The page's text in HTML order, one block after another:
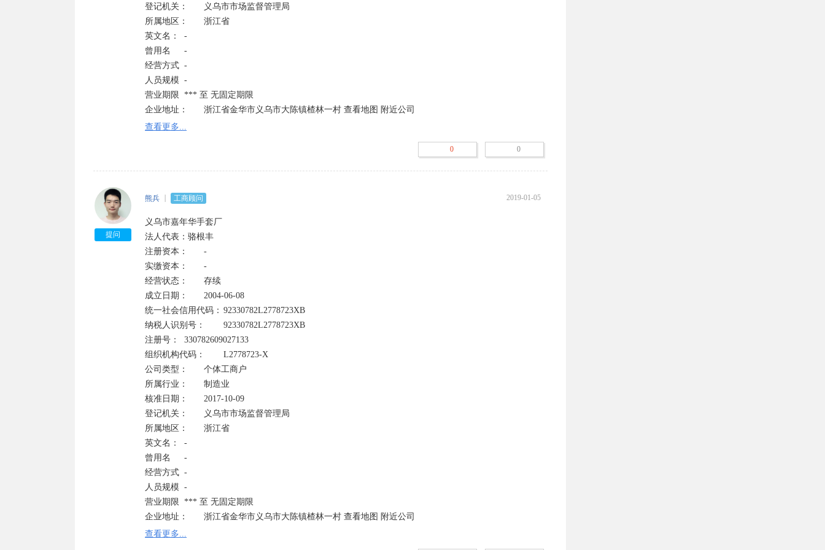
登记机关：	义乌市市场监督管理局
所属地区：	浙江省
英文名：	-
曾用名	-
经营方式	-
人员规模	-
营业期限	*** 至 无固定期限
企业地址：	浙江省金华市义乌市大陈镇楂林一村 查看地图 附近公司
查看更多...
0 0
提问
熊兵 工商顾问 2019-01-05
义乌市嘉年华手套厂
法人代表：骆根丰
注册资本：	-
实缴资本：	-
经营状态：	存续
成立日期：	2004-06-08
统一社会信用代码：	92330782L2778723XB
纳税人识别号：	92330782L2778723XB
注册号：	330782609027133
组织机构代码：	L2778723-X
公司类型：	个体工商户
所属行业：	制造业
核准日期：	2017-10-09
登记机关：	义乌市市场监督管理局
所属地区：	浙江省
英文名：	-
曾用名	-
经营方式	-
人员规模	-
营业期限	*** 至 无固定期限
企业地址：	浙江省金华市义乌市大陈镇楂林一村 查看地图 附近公司
查看更多...